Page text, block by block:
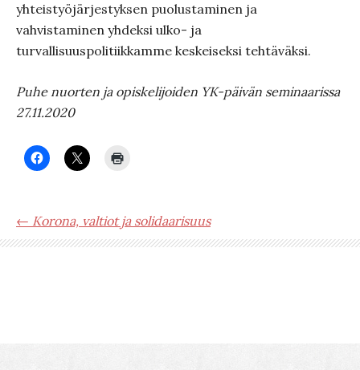
yhteistyöjärjestyksen puolustaminen ja
vahvistaminen yhdeksi ulko- ja
turvallisuuspolitiikkamme keskeiseksi tehtäväksi.
Puhe nuorten ja opiskelijoiden YK-päivän seminaarissa
27.11.2020
← Korona, valtiot ja solidaarisuus